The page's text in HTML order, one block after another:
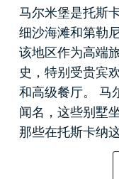
马尔米堡是托斯
细沙海滩和第勒
该地区作为高端
史，特别受贵宾
和高级餐厅。 马
闻名，这些别墅
那些在托斯卡纳
化的人们来说是